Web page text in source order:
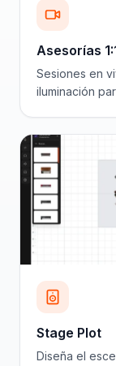
Asesorías
Sesiones en
iluminación
Stage Plot
Diseña el